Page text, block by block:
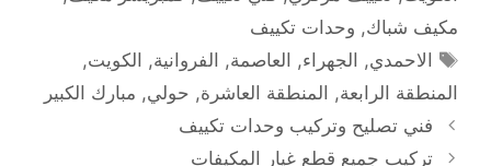
مكيف شباك, وحدات تكييف
الوسوم
الاحمدي, الجهراء, العاصمة, الفروانية, الكويت,
المنطقة الرابعة, المنطقة العاشرة, حولي, مبارك الكبير
فني تصليح وتركيب وحدات تكييف
تركيب جميع قطع غيار المكيفات